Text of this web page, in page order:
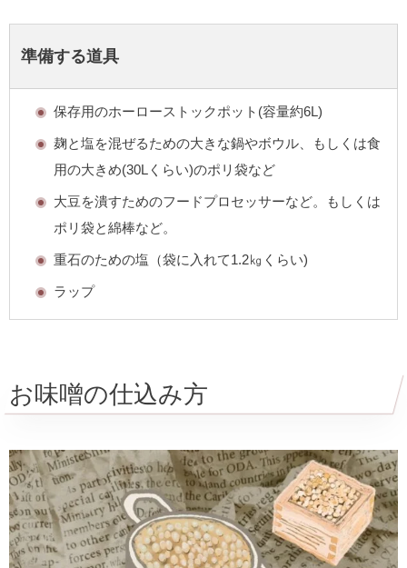
準備する道具
保存用のホーローストックポット(容量約6L)
麹と塩を混ぜるための大きな鍋やボウル、もしくは食
用の大きめ(30Lくらい)のポリ袋など
大豆を潰すためのフードプロセッサーなど。もしくは
ポリ袋と綿棒など。
重石のための塩（袋に入れて1.2㎏くらい)
ラップ
お味噌の仕込み方